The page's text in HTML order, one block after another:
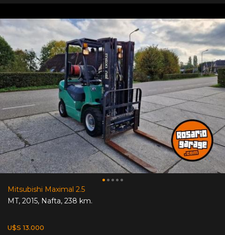
Mitsubishi Maximal 2.5
MT, 2015, Nafta, 238 km.
U$S 13.000